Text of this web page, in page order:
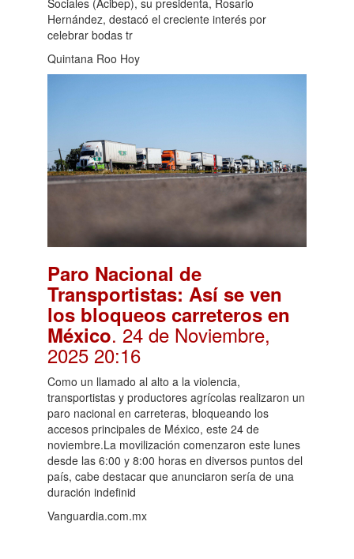
Hernández, destacó el creciente interés por
celebrar bodas tr
Quintana Roo Hoy
Paro Nacional de
Transportistas: Así se ven
los bloqueos carreteros en
México. 24 de Noviembre,
2025 20:16
Como un llamado al alto a la violencia,
transportistas y productores agrícolas realizaron un
paro nacional en carreteras, bloqueando los
accesos principales de México, este 24 de
noviembre.La movilización comenzaron este lunes
desde las 6:00 y 8:00 horas en diversos puntos del
país, cabe destacar que anunciaron sería de una
duración indefinid
Vanguardia.com.mx